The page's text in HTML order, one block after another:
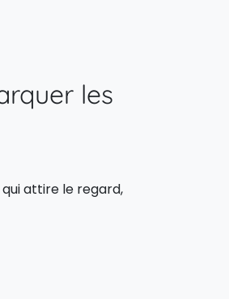
les
attire le regard,
foule. Léger,